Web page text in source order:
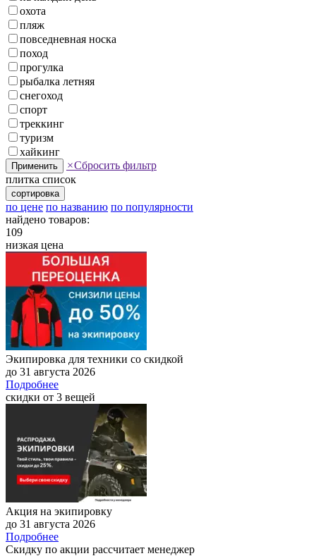
охота
пляж
повседневная носка
поход
прогулка
рыбалка летняя
снегоход
спорт
треккинг
туризм
хайкинг
Применить ×Сбросить фильтр
плитка список
сортировка
по цене по названию по популярности
найдено товаров:
109
низкая цена
Экипировка для техники со скидкой
до 31 августа 2026
Подробнее
скидки от 3 вещей
Акция на экипировку
до 31 августа 2026
Подробнее
Скидку по акции рассчитает менеджер